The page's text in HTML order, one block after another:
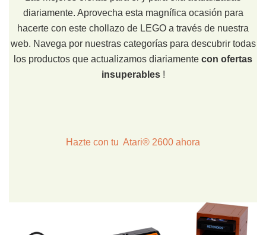
diariamente. Aprovecha esta magnífica ocasión para
hacerte con este chollazo de LEGO a través de nuestra
web. Navega por nuestras categorías para descubrir todas
los productos que actualizamos diariamente con ofertas
insuperables!
Hazte con tu Atari® 2600 ahora